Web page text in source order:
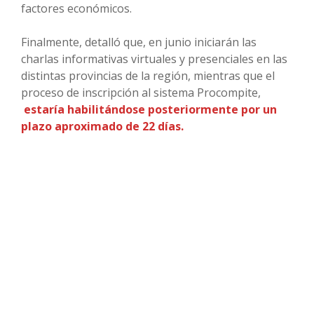
factores económicos.
Finalmente, detalló que, en junio iniciarán las
charlas informativas virtuales y presenciales en las
distintas provincias de la región, mientras que el
proceso de inscripción al sistema Procompite,
estaría habilitándose posteriormente por un
plazo aproximado de 22 días.